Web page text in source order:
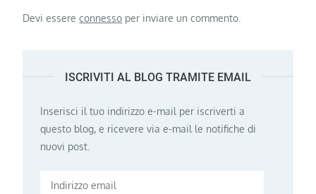
Devi essereconnesso per inviare un commento.
ISCRIVITI AL BLOG TRAMITE EMAIL
Inserisci il tuo indirizzo e-mail per iscriverti a
questo blog, e ricevere via e-mail le notifiche di
nuovi post.
Indirizzo